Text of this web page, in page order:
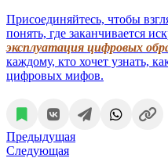
Присоединяйтесь, чтобы
понять, где заканчивается
эксплуатация цифровых
каждому, кто хочет узнать,
цифровых мифов.
Предыдущая
Следующая